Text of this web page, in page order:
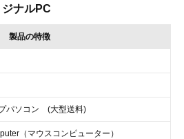
ナルPC
製品の特徴
パソコン (大型送料)
（マウスコンピューター）